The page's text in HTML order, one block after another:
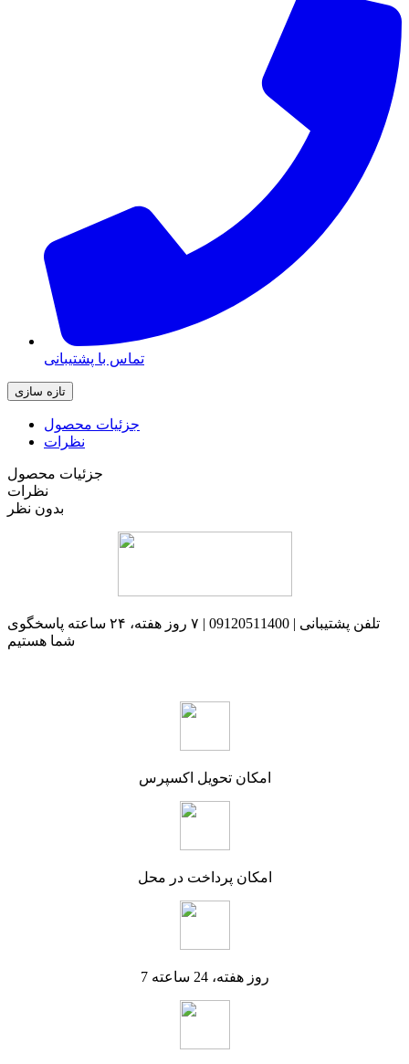
تماس با پشتیبانی
جزئیات محصول
نظرات
جزئیات محصول
نظرات
بدون نظر
تلفن پشتیبانی | 09120511400 | ۷ روز هفته، ۲۴ ساعته پاسخگوی
شما هستیم
امکان تحویل اکسپرس
امکان پرداخت در محل
7 روز هفته، 24 ساعته